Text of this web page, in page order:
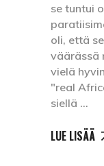
se tuntui
oli, että
väärässä
vielä
"real
siellä
LUE LISÄÄ